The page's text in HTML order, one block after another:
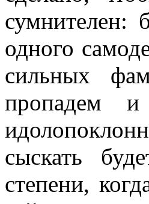
сумнителен:
одного
сильных
пропадем
сыскать
степени,